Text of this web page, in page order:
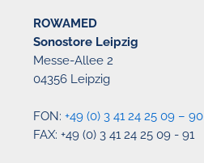
ROWAMED
Sonostore Leipzig
Messe-Allee 2
04356 Leipzig
FON:+49 (0) 3 41 24 25 09 – 90
FAX: +49 (0) 3 41 24 25 09 - 91